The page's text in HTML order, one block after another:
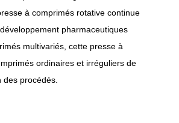
à comprimés rotative continue
pharmaceutiques
multivariés, cette presse à
ordinaires et irréguliers de
procédés.